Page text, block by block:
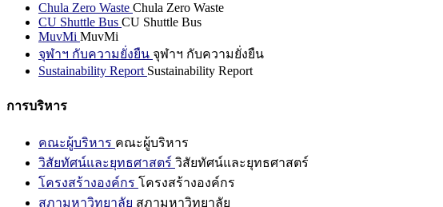
Chula Zero Waste Chula Zero Waste
CU Shuttle Bus CU Shuttle Bus
MuvMi MuvMi
จุฬาฯ กับความยั่งยืน จุฬาฯ กับความยั่งยืน
Sustainability Report Sustainability Report
การบริหาร
คณะผู้บริหาร คณะผู้บริหาร
วิสัยทัศน์และยุทธศาสตร์ วิสัยทัศน์และยุทธศาสตร์
โครงสร้างองค์กร โครงสร้างองค์กร
สภามหาวิทยาลัย สภามหาวิทยาลัย